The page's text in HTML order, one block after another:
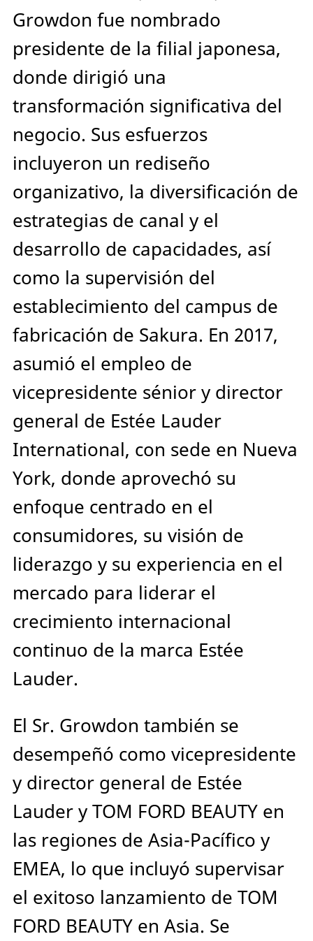
Growdon fue nombrado
presidente de la filial japonesa,
donde dirigió una
transformación significativa del
negocio. Sus esfuerzos
incluyeron un rediseño
organizativo, la diversificación de
estrategias de canal y el
desarrollo de capacidades, así
como la supervisión del
establecimiento del campus de
fabricación de Sakura. En 2017,
asumió el empleo de
vicepresidente sénior y director
general de Estée Lauder
International, con sede en Nueva
York, donde aprovechó su
enfoque centrado en el
consumidores, su visión de
liderazgo y su experiencia en el
mercado para liderar el
crecimiento internacional
continuo de la marca Estée
Lauder.
El Sr. Growdon también se
desempeñó como vicepresidente
y director general de Estée
Lauder y TOM FORD BEAUTY en
las regiones de Asia-Pacífico y
EMEA, lo que incluyó supervisar
el exitoso lanzamiento de TOM
FORD BEAUTY en Asia. Se